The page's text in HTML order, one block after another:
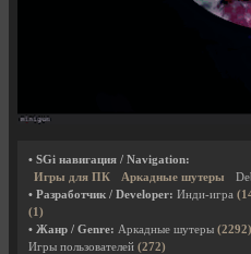
• SGi навигация / Navigation:
Игры для ПК
Аркадные шутеры
• Разработчик / Developer: Инди-игра
(1)
• Жанр / Genre: Аркадные шутеры (2292)
Игры пользователей (272)